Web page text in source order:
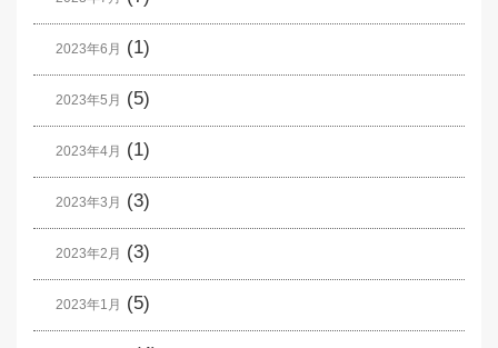
2023年6月 (1)
2023年5月 (5)
2023年4月 (1)
2023年3月 (3)
2023年2月 (3)
2023年1月 (5)